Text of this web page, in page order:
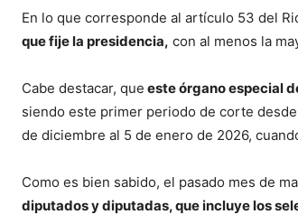
En lo que corresponde al artículo 53 del
que fije la presidencia, con al menos la
Cabe destacar, que este órgano especial
siendo este primer periodo de corte
de diciembre al 5 de enero de 2026,
Como es bien sabido, el pasado mes de
diputados y diputadas, que incluye los